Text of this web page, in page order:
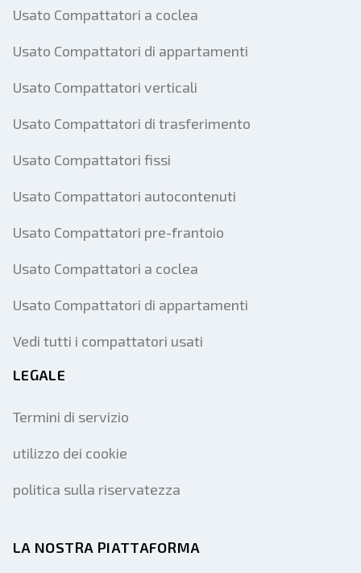
Usato Compattatori a coclea
Usato Compattatori di appartamenti
Usato Compattatori verticali
Usato Compattatori di trasferimento
Usato Compattatori fissi
Usato Compattatori autocontenuti
Usato Compattatori pre-frantoio
Usato Compattatori a coclea
Usato Compattatori di appartamenti
Vedi tutti i compattatori usati
LEGALE
Termini di servizio
utilizzo dei cookie
politica sulla riservatezza
LA NOSTRA PIATTAFORMA